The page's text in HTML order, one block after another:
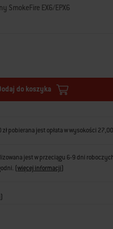
SmokeFire EX6/EPX6
do koszyka
pobierana jest opłata w wysokości 27,00
jest w przeciągu 6-9 dni
(więcej informacji)
)